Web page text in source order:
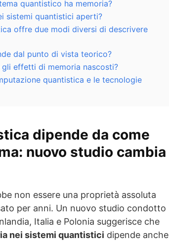
quantistico ha memoria?
sistemi quantistici aperti?
offre due modi diversi di descrivere
dal punto di vista teorico?
effetti di memoria nascosti?
quantistica e le tecnologie
dipende da come
nuovo studio cambia
non essere una proprietà assoluta
per anni. Un nuovo studio condotto
Italia e Polonia suggerisce che
nei sistemi quantistici dipende anche